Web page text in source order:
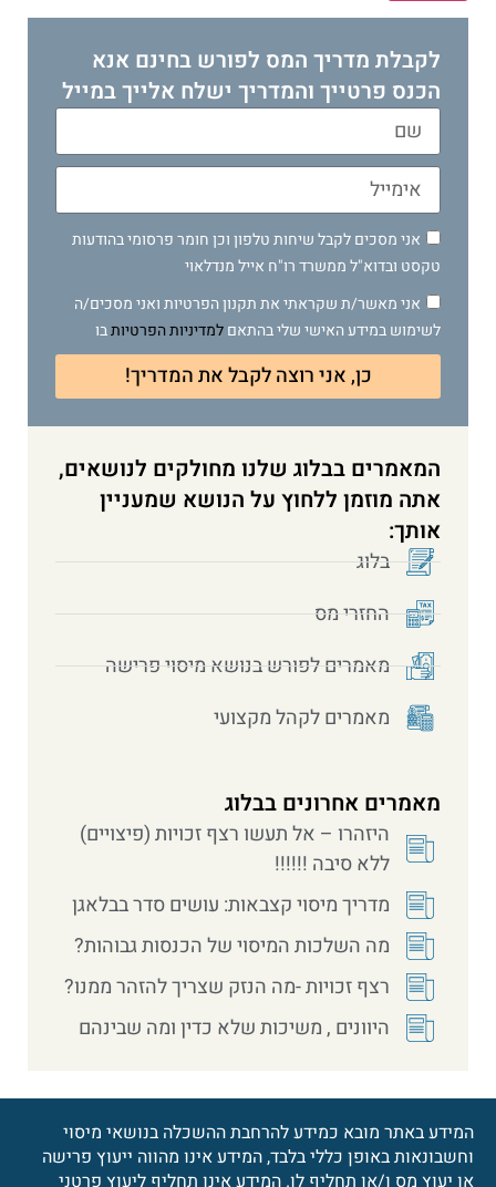
לקבלת מדריך המס לפורש בחינם אנא
הכנס פרטייך והמדריך ישלח אלייך במייל
אני מסכים לקבל שיחות טלפון וכן חומר פרסומי בהודעות
טקסט ובדוא"ל ממשרד רו"ח אייל מנדלאוי
אני מאשר/ת שקראתי את תקנון הפרטיות ואני מסכים/ה
לשימוש במידע האישי שלי בהתאםלמדיניות הפרטיותבו
כן, אני רוצה לקבל את המדריך!
המאמרים בבלוג שלנו מחולקים לנושאים,
אתה מוזמן ללחוץ על הנושא שמעניין
אותך:
בלוג
החזרי מס
מאמרים לפורש בנושא מיסוי פרישה
מאמרים לקהל מקצועי
מאמרים אחרונים בבלוג
היזהרו – אל תעשו רצף זכויות (פיצויים)
ללא סיבה !!!!!!
מדריך מיסוי קצבאות: עושים סדר בבלאגן
מה השלכות המיסוי של הכנסות גבוהות?
רצף זכויות -מה הנזק שצריך להזהר ממנו?
היוונים , משיכות שלא כדין ומה שבינהם
המידע באתר מובא כמידע להרחבת ההשכלה בנושאי מיסוי
וחשבונאות באופן כללי בלבד, המידע אינו מהווה ייעוץ פרישה
או יעוץ מס ו/או תחליף לו. המידע אינו תחליף ליעוץ פרטני